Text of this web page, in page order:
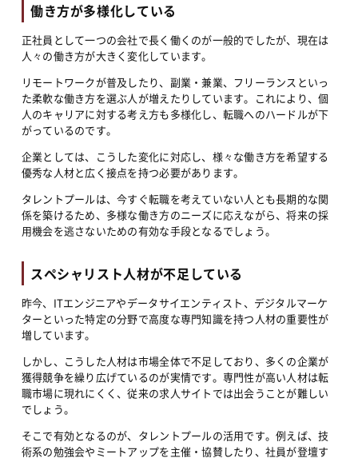
働き方が多様化している
正社員として一つの会社で長く働くのが一般的でしたが、現在は
人々の働き方が大きく変化しています。
リモートワークが普及したり、副業・兼業、フリーランスといっ
た柔軟な働き方を選ぶ人が増えたりしています。これにより、個
人のキャリアに対する考え方も多様化し、転職へのハードルが下
がっているのです。
企業としては、こうした変化に対応し、様々な働き方を希望する
優秀な人材と広く接点を持つ必要があります。
タレントプールは、今すぐ転職を考えていない人とも長期的な関
係を築けるため、多様な働き方のニーズに応えながら、将来の採
用機会を逃さないための有効な手段となるでしょう。
スペシャリスト人材が不足している
昨今、ITエンジニアやデータサイエンティスト、デジタルマーケ
ターといった特定の分野で高度な専門知識を持つ人材の重要性が
増しています。
しかし、こうした人材は市場全体で不足しており、多くの企業が
獲得競争を繰り広げているのが実情です。専門性が高い人材は転
職市場に現れにくく、従来の求人サイトでは出会うことが難しい
でしょう。
そこで有効となるのが、タレントプールの活用です。例えば、技
術系の勉強会やミートアップを主催・協賛したり、社員が登壇す